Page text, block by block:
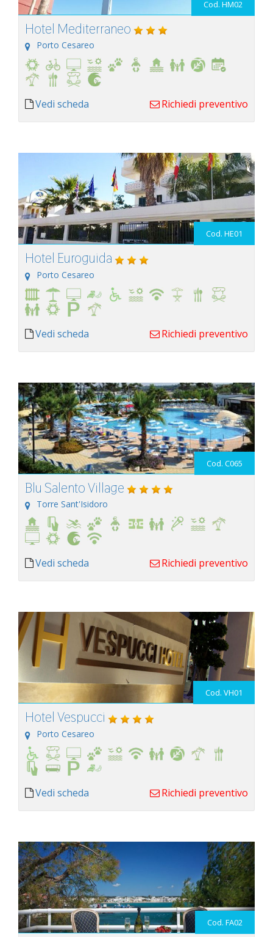
Cod. HM02
Hotel Mediterraneo
Porto Cesareo
Vedi scheda Richiedi preventivo
Cod. HE01
Hotel Euroguida
Porto Cesareo
Vedi scheda Richiedi preventivo
Cod. C065
Blu Salento Village
Torre Sant'Isidoro
Vedi scheda Richiedi preventivo
Cod. VH01
Hotel Vespucci
Porto Cesareo
Vedi scheda Richiedi preventivo
Cod. FA02